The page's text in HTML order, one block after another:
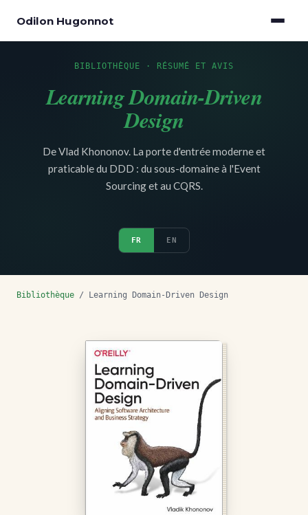
Odilon Hugonnot
BIBLIOTHÈQUE · RÉSUMÉ ET AVIS
Learning Domain-Driven
Design
De Vlad Khononov. La porte d'entrée moderne et
praticable du DDD : du sous-domaine à l'Event
Sourcing et au CQRS.
FR EN
Bibliothèque / Learning Domain-Driven Design